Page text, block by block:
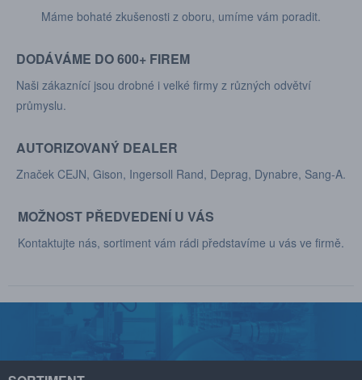
Máme bohaté zkušenosti z oboru, umíme vám poradit.
DODÁVÁME DO 600+ FIREM
Naši zákaznící jsou drobné i velké firmy z různých odvětví
průmyslu.
AUTORIZOVANÝ DEALER
Značek CEJN, Gison, Ingersoll Rand, Deprag, Dynabre, Sang-A.
MOŽNOST PŘEDVEDENÍ U VÁS
Kontaktujte nás, sortiment vám rádi představíme u vás ve firmě.